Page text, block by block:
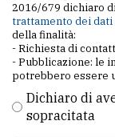
2016/679 dichiaro
trattamento dei
della finalità:
- Richiesta di
- Pubblicazione: le
potrebbero essere
Dichiaro di
sopracitata